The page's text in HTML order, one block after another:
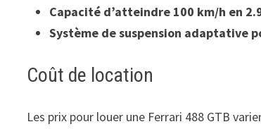
Capacité d’atteindre 100 km/h en
Système de suspension adaptative
Coût de location
Les prix pour louer une Ferrari 488 GTB